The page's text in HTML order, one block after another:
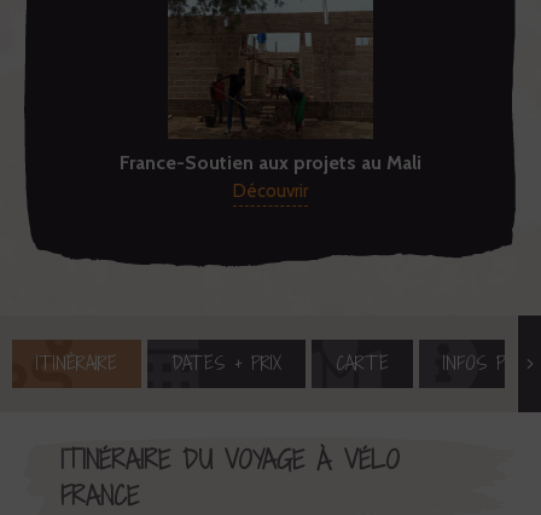
France-Soutien aux projets au Mali
Découvrir
ITINÉRAIRE DATES + PRIX CARTE INFOS
ITINÉRAIRE DU VOYAGE À VÉLO
FRANCE